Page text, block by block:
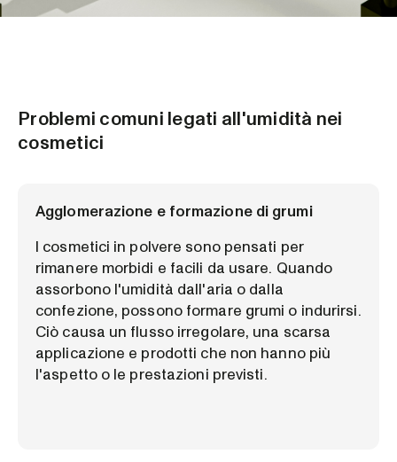
Problemi comuni legati all'umidità nei
cosmetici
Agglomerazione e formazione di grumi
I cosmetici in polvere sono pensati per
rimanere morbidi e facili da usare. Quando
assorbono l'umidità dall'aria o dalla
confezione, possono formare grumi o indurirsi.
Ciò causa un flusso irregolare, una scarsa
applicazione e prodotti che non hanno più
l'aspetto o le prestazioni previsti.